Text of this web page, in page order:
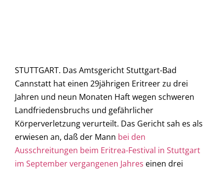
STUTTGART. Das Amtsgericht Stuttgart-Bad
Cannstatt hat einen 29jährigen Eritreer zu drei
Jahren und neun Monaten Haft wegen schweren
Landfriedensbruchs und gefährlicher
Körperverletzung verurteilt. Das Gericht sah es als
erwiesen an, daß der Mann bei den
Ausschreitungen beim Eritrea-Festival in Stuttgart
im September vergangenen Jahres einen drei